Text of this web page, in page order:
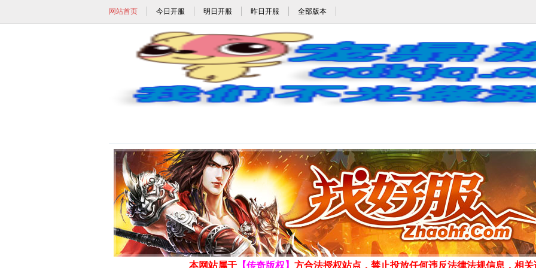
网站首页 今日开服 明日开服 昨日开服 全部版本